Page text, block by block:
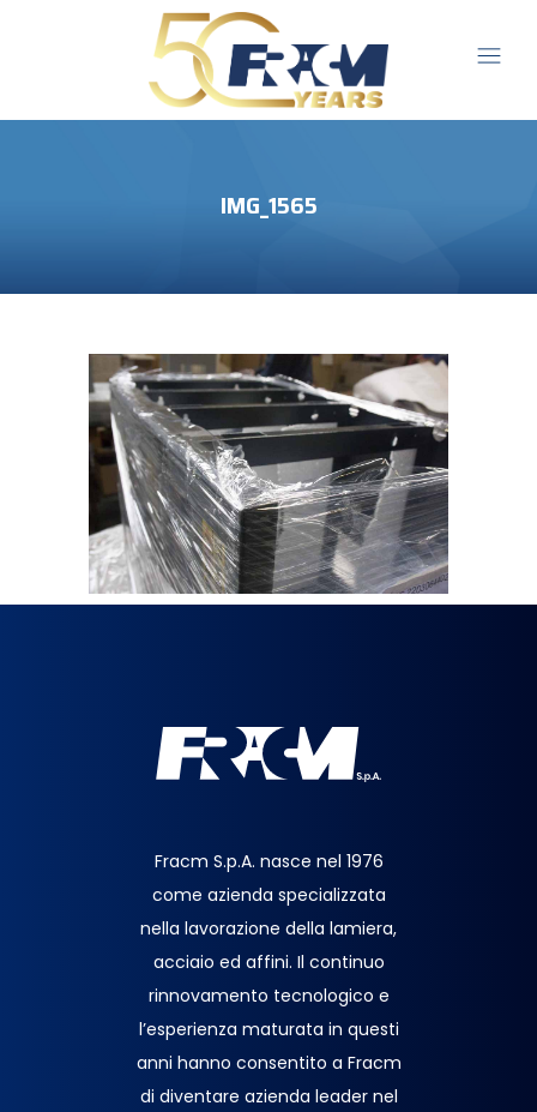
IMG_1565
Fracm S.p.A. nasce nel 1976
come azienda specializzata
nella lavorazione della lamiera,
acciaio ed affini. Il continuo
rinnovamento tecnologico e
l’esperienza maturata in questi
anni hanno consentito a Fracm
di diventare azienda leader nel